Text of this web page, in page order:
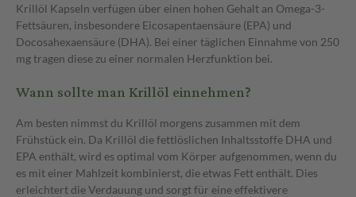
Krillöl Kapseln verfügen über einen hohen Gehalt an Omega-3-
Fettsäuren, insbesondere Eicosapentaensäure (EPA) und
Docosahexaensäure (DHA). Bei einer täglichen Einnahme von 250
mg tragen diese zu einer normalen Herzfunktion bei.
Wann sollte man Krillöl einnehmen?
Am besten nimmst du Krillöl morgens zusammen mit dem
Frühstück ein. Da Krillöl die fettlöslichen Inhaltsstoffe DHA und
EPA enthält, wird es optimal vom Körper aufgenommen, wenn du
es mit einer Mahlzeit kombinierst, die etwas Fett enthält. Dies
erleichtert die Verdauung und sorgt für eine effektivere